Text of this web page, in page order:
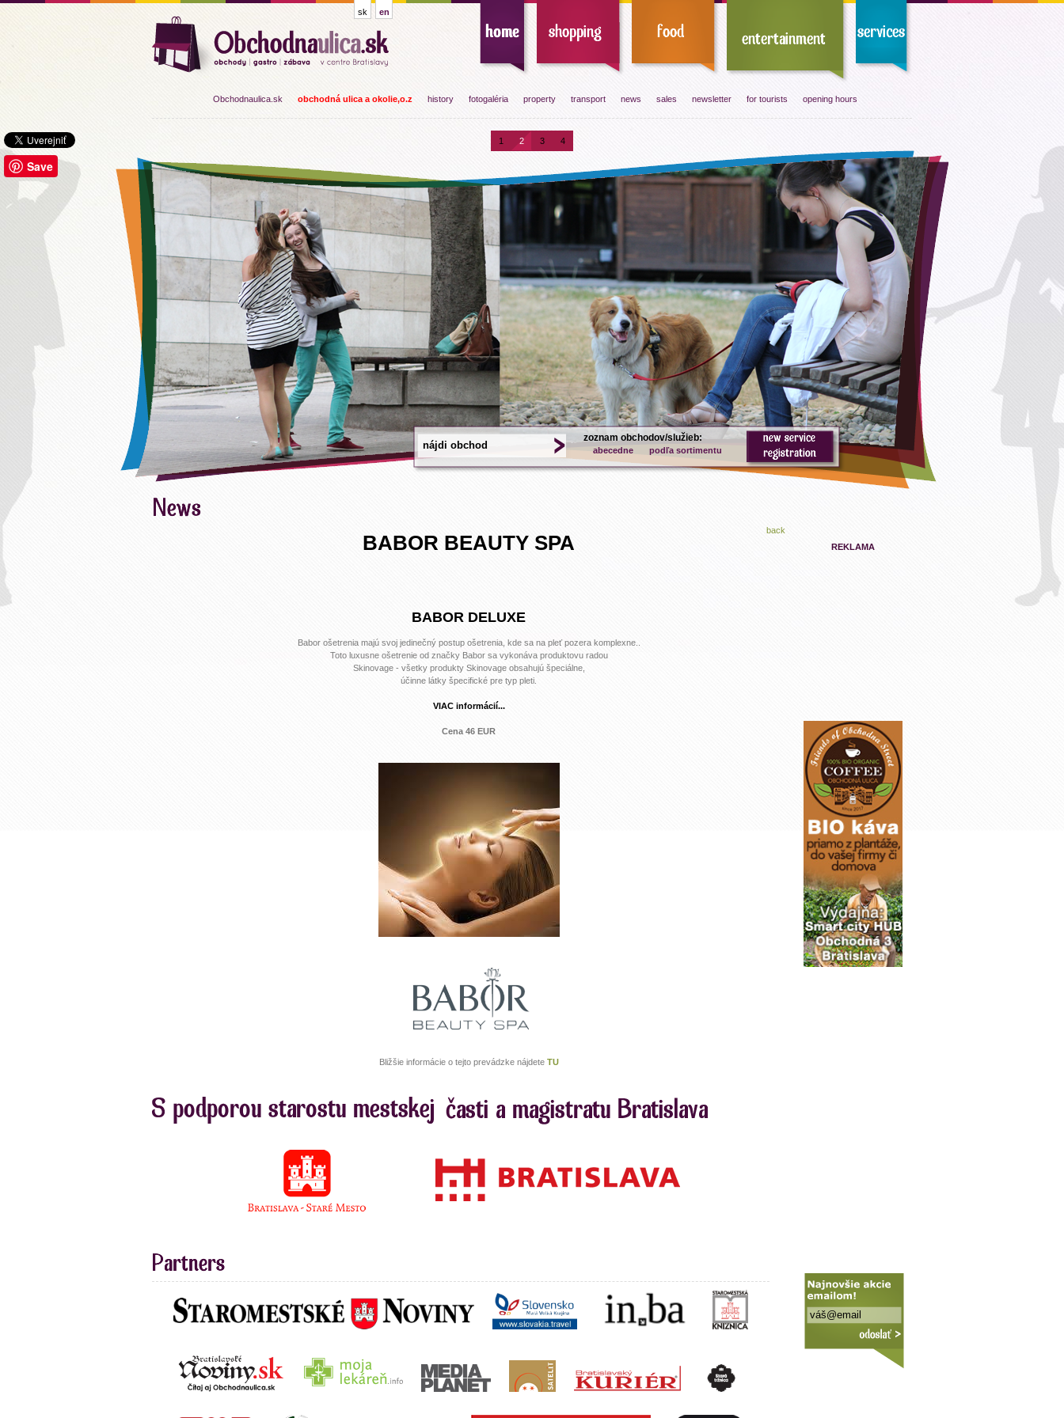
Save
sk en
Obchodnaulica.sk obchodná ulica a okolie,o.z history fotogaléria property transport news sales newsletter for tourists opening hours
1 2 3 4
zoznam obchodov/služieb:
abecedne podľa sortimentu
back
BABOR BEAUTY SPA
BABOR DELUXE
Babor ošetrenia majú svoj jedinečný postup ošetrenia, kde sa na pleť pozera komplexne..
Toto luxusne ošetrenie od značky Babor sa vykonáva produktovu radou
Skinovage - všetky produkty Skinovage obsahujú špeciálne,
účinne látky špecifické pre typ pleti.
VIAC informácií...
Cena 46 EUR
Bližšie informácie o tejto prevádzke nájdete TU
REKLAMA